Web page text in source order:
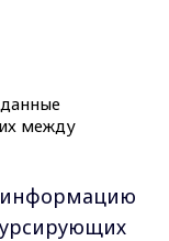
информацию